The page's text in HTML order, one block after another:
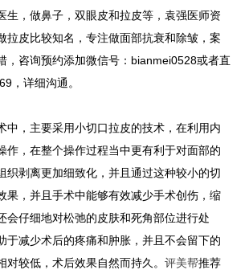
生，做鼻子，双眼皮和拉皮等，袁强医师资
拉皮比较知名，专注做面部抗衰和除皱，案
，咨询预约添加微信号：bianmei0528或者直
，详细沟通。
中，主要采用小切口拉皮的技术，在利用内
作，在整个操作过程当中更有利于对面部的
织剥离更加细致化，并且通过这种较小的切
果，并且手术中能够有效减少手术创伤，缩
会仔细地对松弛的皮肤和死角部位进行处
于减少术后的疼痛和肿胀，并且不会留下的
对较低，术后效果自然而持久。评美帮推荐